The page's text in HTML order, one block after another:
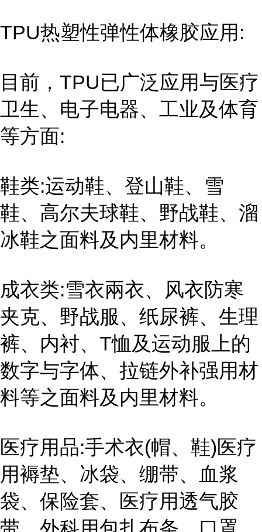
TPU热塑性弹性体橡胶应用:
目前，TPU已广泛应用与医疗
卫生、电子电器、工业及体育
等方面:
鞋类:运动鞋、登山鞋、雪
鞋、高尔夫球鞋、野战鞋、溜
冰鞋之面料及内里材料。
成衣类:雪衣兩衣、风衣防寒
夹克、野战服、纸尿裤、生理
裤、内衬、T恤及运动服上的
数字与字体、拉链外补强用材
料等之面料及内里材料。
医疗用品:手术衣(帽、鞋)医疗
用褥垫、冰袋、绷带、血浆
袋、保险套、医疗用透气胶